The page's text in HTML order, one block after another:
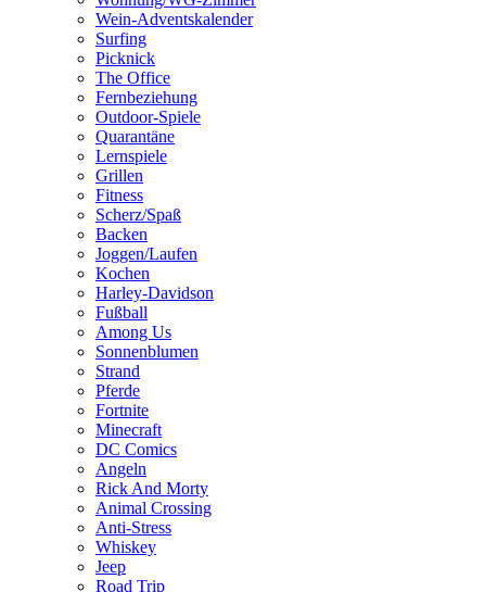
Wein-Adventskalender
Surfing
Picknick
The Office
Fernbeziehung
Outdoor-Spiele
Quarantäne
Lernspiele
Grillen
Fitness
Scherz/Spaß
Backen
Joggen/Laufen
Kochen
Harley-Davidson
Fußball
Among Us
Sonnenblumen
Strand
Pferde
Fortnite
Minecraft
DC Comics
Angeln
Rick And Morty
Animal Crossing
Anti-Stress
Whiskey
Jeep
Road Trip